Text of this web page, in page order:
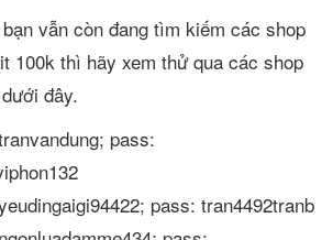
vẫn còn đang tìm kiếm các shop
100k thì hãy xem thử qua các shop
đây.
pass:
pass: tran4492tranb